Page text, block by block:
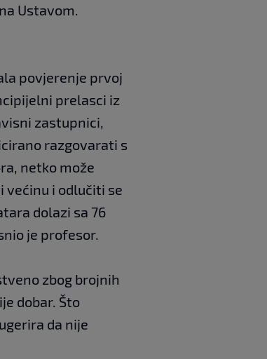
Ustavom.
povjerenje prvoj
prelasci iz
zastupnici,
razgovarati s
netko može
većinu i odlučiti se
dolazi sa 76
je profesor.
zbog brojnih
dobar. Što
da nije